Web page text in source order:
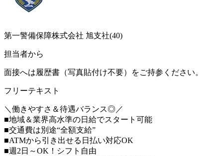
第一警備保障株式会社 旭支社(40)
担当者から
面接へは履歴書（写真貼付け不要）をご持参ください。
フリーテキスト
＼働きやすさ＆待遇バランス◎／
■地域＆業界高水準の日給でスタート可能
■交通費は別途“全額支給”
■ATMから引き出せる日払い対応OK
■週2日～OK！シフト自由